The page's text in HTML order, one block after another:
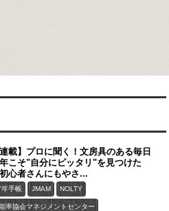
連載】プロに聞く！文房具のある毎日
年こそ"自分にピッタリ"を見つけた
心者さんにもやさ...
手帳 JMAM NOLTY
率協会マネジメントセンター